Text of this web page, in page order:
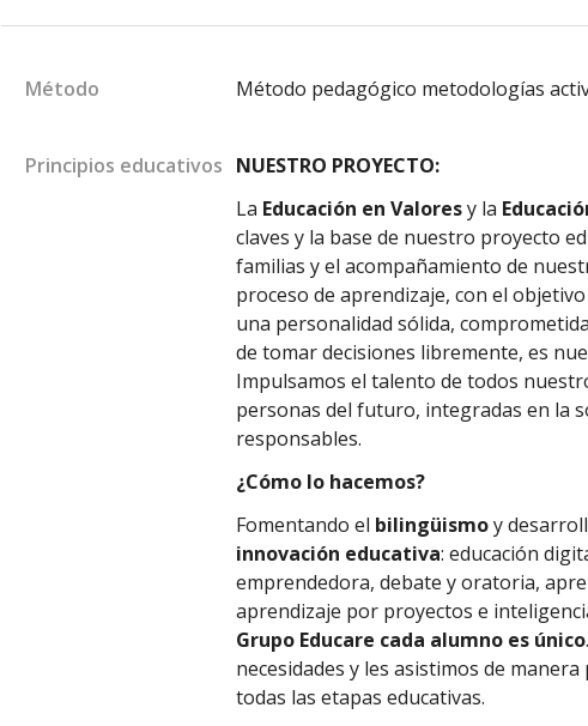
Método Método pedagógico metodologías
Principios educativos NUESTRO PROYECTO:
La Educación en Valoresy la
claves y la base de nuestro proyecto
familias y el acompañamiento de
proceso de aprendizaje, con el
una personalidad sólida,
de tomar decisiones libremente, es
Impulsamos el talento de todos
personas del futuro, integradas en la
responsables.
¿Cómo lo hacemos?
Fomentando el bilingüismoy
innovación educativa: educación
emprendedora, debate y oratoria,
aprendizaje por proyectos e
Grupo Educare cada alumno es único
necesidades y les asistimos de
todas las etapas educativas.